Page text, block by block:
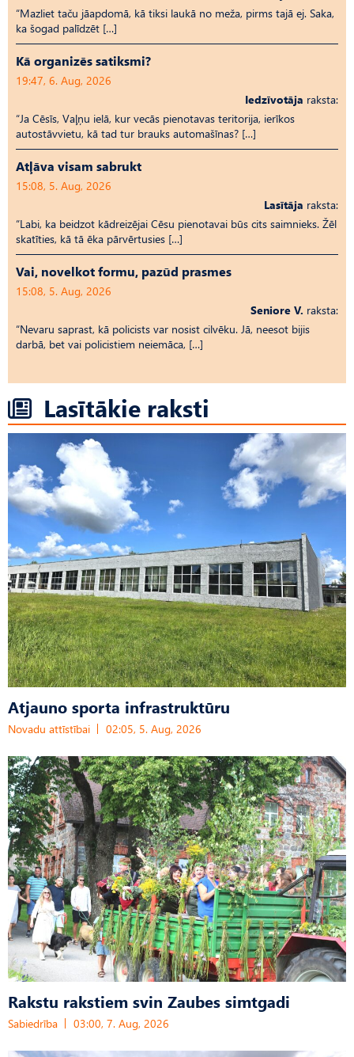
“Mazliet taču jāapdomā, kā tiksi laukā no meža, pirms tajā ej. Saka,
ka šogad palīdzēt […]
Kā organizēs satiksmi?
19:47, 6. Aug, 2026
Iedzīvotāja raksta:
“Ja Cēsīs, Vaļņu ielā, kur vecās pienotavas teritorija, ierīkos
autostāvvietu, kā tad tur brauks automašīnas? […]
Atļāva visam sabrukt
15:08, 5. Aug, 2026
Lasītāja raksta:
“Labi, ka beidzot kādreizējai Cēsu pienotavai būs cits saimnieks. Žēl
skatīties, kā tā ēka pārvērtusies […]
Vai, novelkot formu, pazūd prasmes
15:08, 5. Aug, 2026
Seniore V. raksta:
“Nevaru saprast, kā policists var nosist cilvēku. Jā, neesot bijis
darbā, bet vai policistiem neiemāca, […]
Lasītākie raksti
Atjauno sporta infrastruktūru
Novadu attīstībai 02:05, 5. Aug, 2026
Rakstu rakstiem svin Zaubes simtgadi
Sabiedrība 03:00, 7. Aug, 2026